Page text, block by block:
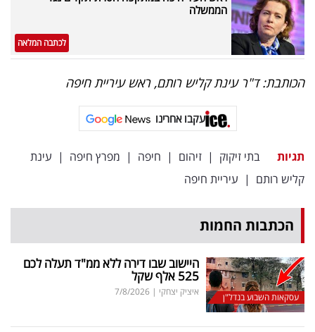
הממשלה
לכתבה המלאה
הכותבת: ד"ר עינת קליש רותם, ראש עיריית חיפה
עקבו אחרינו
תגיות בתי זיקוק | זיהום | חיפה | מפרץ חיפה | עינת
קליש רותם | עיריית חיפה
הכתבות החמות
עסקאות השבוע בנדל"ן
היישוב שבו דירה ללא ממ"ד תעלה לכם
525 אלף שקל
איציק יצחקי |
7/8/2026